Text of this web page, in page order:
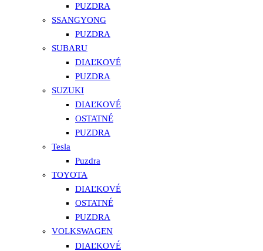
PUZDRA
SSANGYONG
PUZDRA
SUBARU
DIAĽKOVÉ
PUZDRA
SUZUKI
DIAĽKOVÉ
OSTATNÉ
PUZDRA
Tesla
Puzdra
TOYOTA
DIAĽKOVÉ
OSTATNÉ
PUZDRA
VOLKSWAGEN
DIAĽKOVÉ